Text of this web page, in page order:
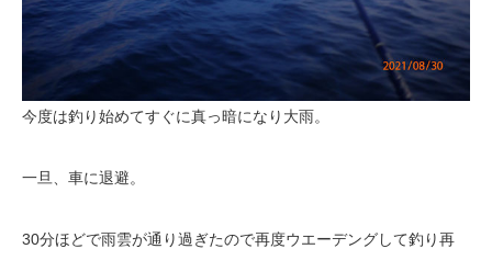
今度は釣り始めてすぐに真っ暗になり大雨。
一旦、車に退避。
30分ほどで雨雲が通り過ぎたので再度ウエーデングして釣り再